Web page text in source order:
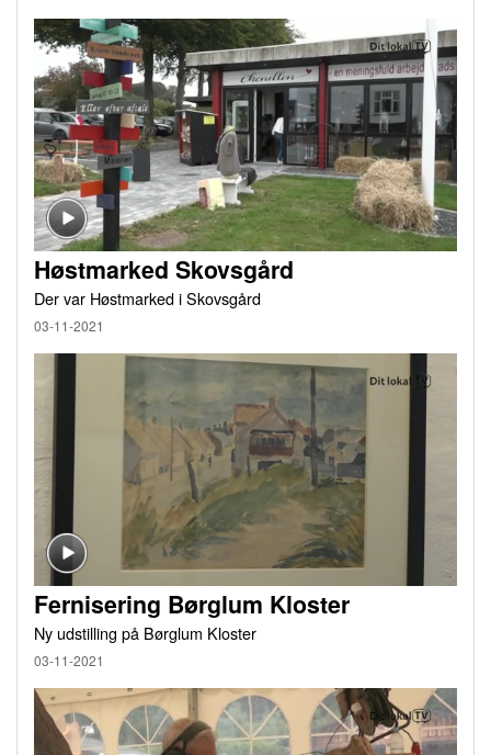
Høstmarked Skovsgård
Der var Høstmarked i Skovsgård
03-11-2021
Fernisering Børglum Kloster
Ny udstilling på Børglum Kloster
03-11-2021